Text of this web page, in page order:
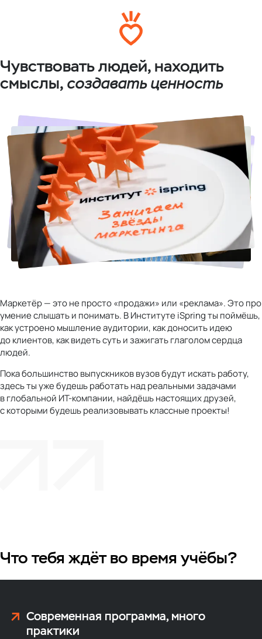
Чувствовать людей, находить
смыслы, создавать ценность
Маркетёр — это не просто «продажи» или «реклама». Это про
умение слышать и понимать. В Институте iSpring ты поймёшь,
как устроено мышление аудитории, как доносить идею
до клиентов, как видеть суть и зажигать глаголом сердца
людей.
Пока большинство выпускников вузов будут искать работу,
здесь ты уже будешь работать над реальными задачами
в глобальной ИТ-компании, найдёшь настоящих друзей,
с которыми будешь реализовывать классные проекты!
Что тебя ждёт во время учёбы?
Современная программа, много
практики